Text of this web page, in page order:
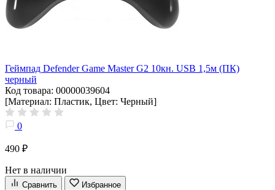
Геймпад Defender Game Master G2 10кн. USB 1,5м (ПК)
черный
Код товара: 00000039604
[Материал: Пластик, Цвет: Черный]
0
490 ₽
Нет в наличии
Сравнить Избранное